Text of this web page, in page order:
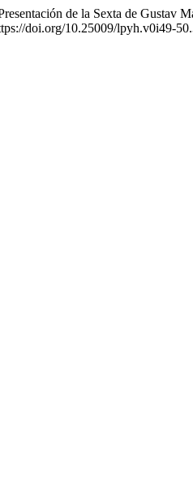
de la Sexta de Gustav
doi.org/10.25009/lpyh.v0i49-